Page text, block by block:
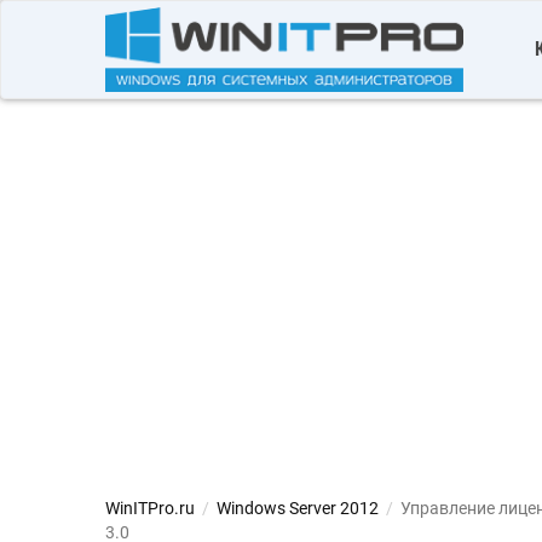
WinITPro.ru / Windows Server 2012 / Управление
3.0